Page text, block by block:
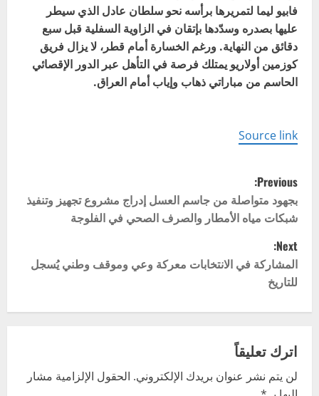
فابيو ليما لتمريرها برأسه نحو سلطان عادل الذي سيطر
عليها بصدره وسدّدها بإتقان في الزاوية السفلية قبل سبع
دقائق من النهاية. ورغم الخسارة أمام قطر، لا يزال فريق
كوزمين أولاريو يمتلك فرصة في التأهل عبر الدور الإقصائي
الحاسم من مباراتي ذهاب وإياب أمام العراق.
Source link
P
o
s
t
n
v
i
Previous:
بجهود متواصلة من جاسم العسل إدراج مشروع تجهيز وتنفيذ
شبكات مياه الأمطار والصرف الصحي في الفلوجة
Next:
المشاركة في الانتخابات معركة وعي وموقف وطني يُسجل
للتاريخ
اترك تعليقاً
لن يتم نشر عنوان بريدك الإلكتروني. الحقول الإلزامية مشار